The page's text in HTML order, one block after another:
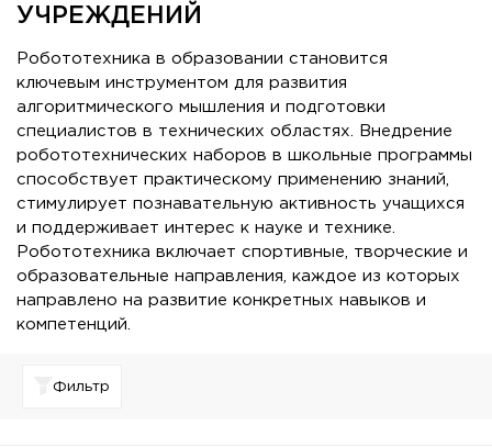
УЧРЕЖДЕНИЙ
Робототехника в образовании становится
ключевым инструментом для развития
алгоритмического мышления и подготовки
специалистов в технических областях. Внедрение
робототехнических наборов в школьные программы
способствует практическому применению знаний,
стимулирует познавательную активность учащихся
и поддерживает интерес к науке и технике.
Робототехника включает спортивные, творческие и
образовательные направления, каждое из которых
направлено на развитие конкретных навыков и
компетенций.
Фильтр